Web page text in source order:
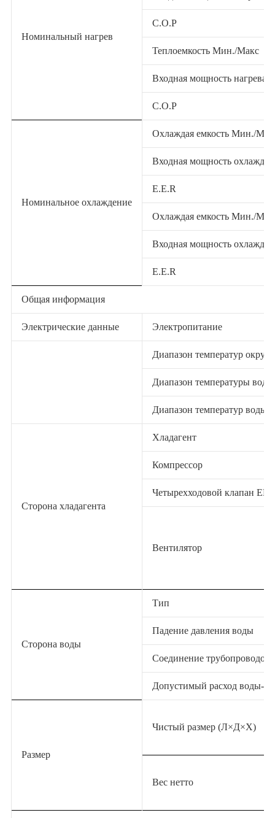
Номинальный нагрев
C.O.P
Теплоемкость Мин./Макс
Входная мощность нагрева
C.O.P
Номинальное охлаждение
Охлаждая емкость Мин./
Входная мощность
E.E.R
Охлаждая емкость Мин./
Входная мощность
E.E.R
Общая информация
Электрические данные Электропитание
Диапазон температур
Диапазон температуры воды
Диапазон температур воды
Сторона хладагента
Хладагент
Компрессор
Четырехходовой клапан
Вентилятор
Сторона воды
Тип
Падение давления воды
Соединение трубопроводов
Допустимый расход воды-
Размер
Чистый размер (Л×Д×Х)
Вес нетто